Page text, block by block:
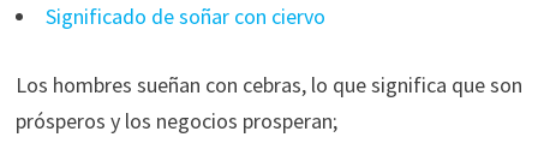
Significado de soñar con ciervo
Los hombres sueñan con cebras, lo que significa que son
prósperos y los negocios prosperan;